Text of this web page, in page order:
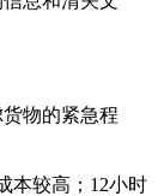
物的紧急程
本较高；12小时